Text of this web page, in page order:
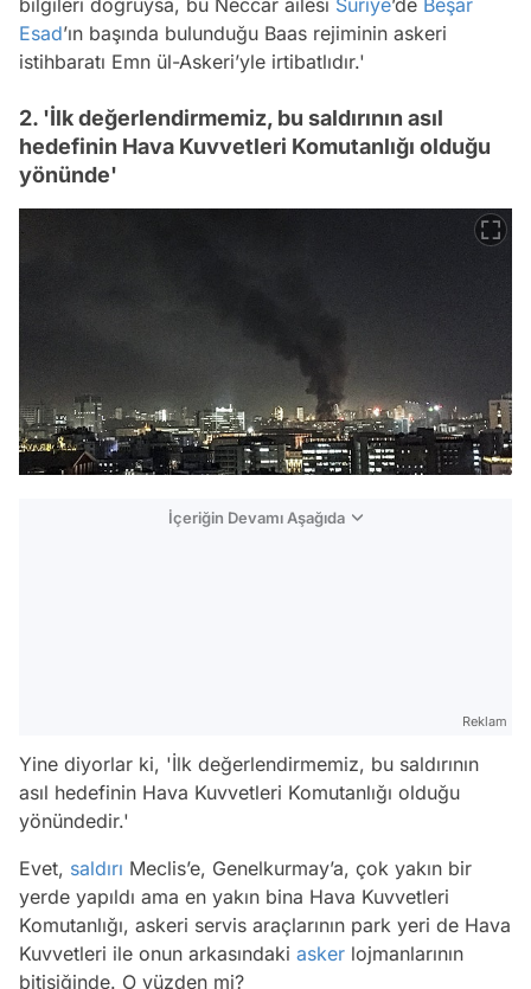
Esad’ın başında bulunduğu Baas rejiminin askeri
istihbaratı Emn ül-Askeri’yle irtibatlıdır.'
2. 'İlk değerlendirmemiz, bu saldırının asıl
hedefinin Hava Kuvvetleri Komutanlığı olduğu
yönünde'
İçeriğin Devamı Aşağıda
Reklam
Yine diyorlar ki, 'İlk değerlendirmemiz, bu saldırının
asıl hedefinin Hava Kuvvetleri Komutanlığı olduğu
yönündedir.'
Evet, saldırı Meclis’e, Genelkurmay’a, çok yakın bir
yerde yapıldı ama en yakın bina Hava Kuvvetleri
Komutanlığı, askeri servis araçlarının park yeri de Hava
Kuvvetleri ile onun arkasındaki asker lojmanlarının
bitişiğinde. O yüzden mi?